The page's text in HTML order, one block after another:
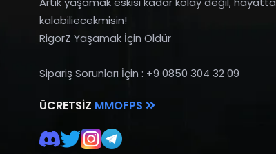
kalabiliecekmisin!
RigorZ Yaşamak İçin Öldür
Sipariş Sorunları İçin : +9 0850 304 32 09
ÜCRETSIZ MMOFPS